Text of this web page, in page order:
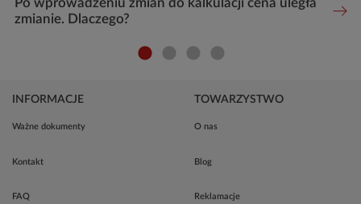
Po wprowadzeniu zmian do kalkulacji cena uległa
zmianie. Dlaczego?
INFORMACJE
Ważne dokumenty
Kontakt
FAQ
TOWARZYSTWO
O nas
Blog
Reklamacje